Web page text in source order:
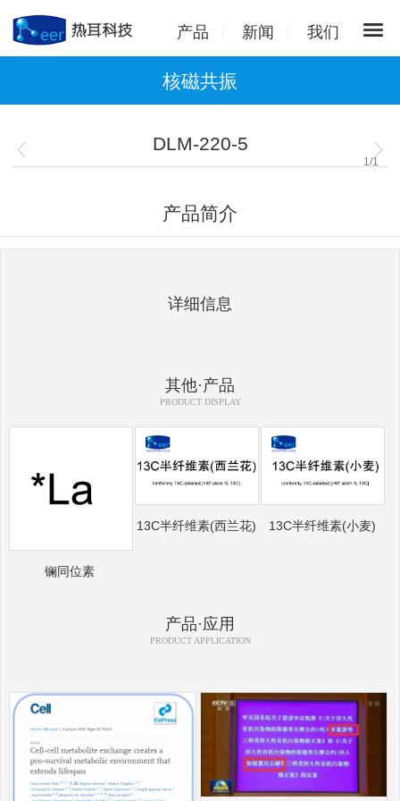
产品 新闻 我们
核磁共振
DLM-220-5
1 /1
产品简介
详细信息
其他·产品
PRODUCT DISPLAY
镧同位素
13C半纤维素(西兰花) 13C半纤维素(小麦)
产品·应用
PRODUCT APPLICATION